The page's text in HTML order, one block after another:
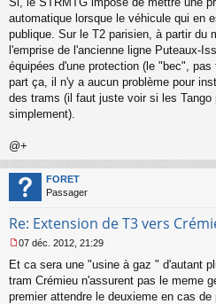
e
s
s
g
e
n
o
n
automatique lorsque le véhicule qui en
publique. Sur le T2 parisien, à partir du
l'emprise de l'ancienne ligne Puteaux-
équipées d'une protection (le "bec",
part ça, il n'y a aucun problème pour
des trams (il faut juste voir si les Tango
simplement).
@+
FORET
Passager
Re: Extension de T3 vers
e
s
s
07 déc. 2012, 21:29
Et ca sera une "usine à gaz " d'autant
tram Crémieu n'assurent pas le meme
premier attendre le deuxieme en cas de